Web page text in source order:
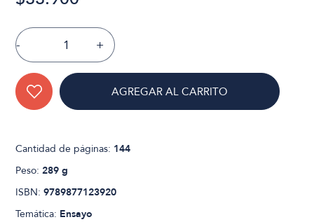
- +
AGREGAR AL CARRITO
Cantidad de páginas: 144
Peso:289 g
ISBN:9789877123920
Temática: Ensayo